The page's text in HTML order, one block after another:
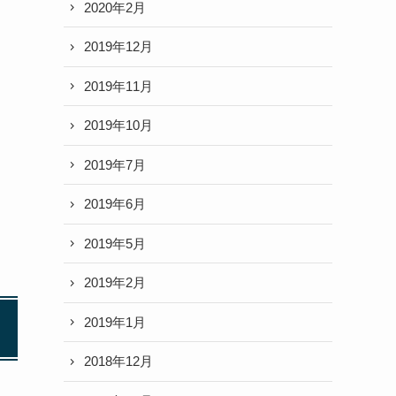
2020年2月
2019年12月
2019年11月
2019年10月
2019年7月
2019年6月
2019年5月
2019年2月
2019年1月
2018年12月